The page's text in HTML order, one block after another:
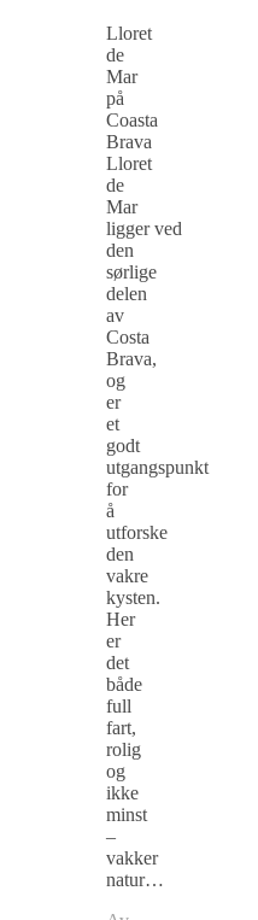
Lloret
de
Mar
på
Coasta
Brava
Lloret
de
Mar
ligger ved
den
sørlige
delen
av
Costa
Brava,
og
er
et
godt
utgangspunkt
for
å
utforske
den
vakre
kysten.
Her
er
det
både
full
fart,
rolig
og
ikke
minst
–
vakker
natur…